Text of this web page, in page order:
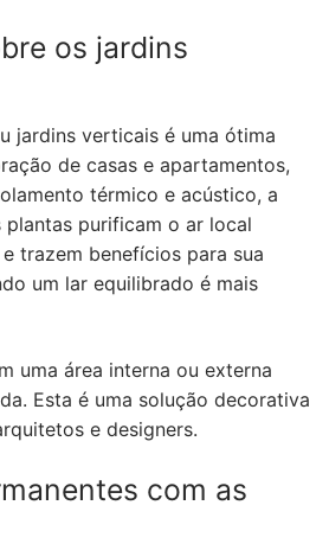
os jardins
jardins verticais é uma ótima
de casas e apartamentos,
térmico e acústico, a
purificam o ar local
trazem benefícios para sua
um lar equilibrado é mais
uma área interna ou externa
Esta é uma solução decorativa
e designers.
com as